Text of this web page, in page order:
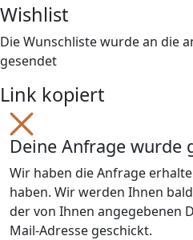
Wishlist
Die Wunschliste wurde an die
gesendet
Link kopiert
Deine Anfrage wurde
Wir haben die Anfrage
haben. Wir werden Ihnen
der von Ihnen angegebenen
Mail-Adresse geschickt.